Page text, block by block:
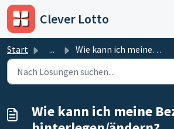
Zum hauptsächlichen Inhalt gehen
Clever Lotto
Start ... Wie kann ich meine Bezahldaten hinterlegen/ändern?
Wie kann ich meine